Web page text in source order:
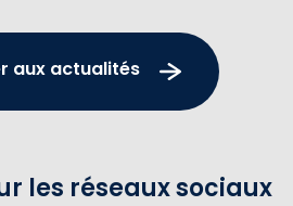
aux actualités
les réseaux sociaux